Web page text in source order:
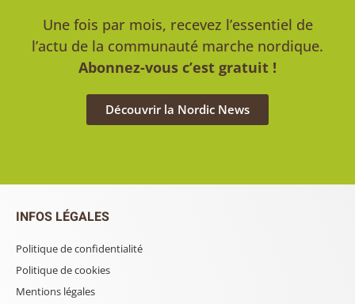
Une fois par mois, recevez l’essentiel de
l’actu de la communauté marche nordique.
Abonnez-vous c’est gratuit !
Découvrir la Nordic News
INFOS LÉGALES
Politique de confidentialité
Politique de cookies
Mentions légales